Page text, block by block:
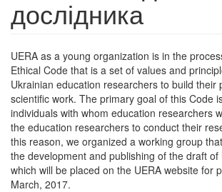
дослідника
UERA as a young organization is in the
Ethical Code that is a set of values and
Ukrainian education researchers to build their
scientific work. The primary goal of this Code
individuals with whom education researchers
the education researchers to conduct their
this reason, we organized a working group
the development and publishing of the draft of
which will be placed on the UERA website for
March, 2017.